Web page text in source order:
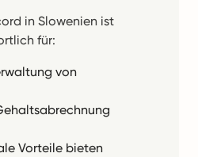
in Slowenien ist
für:
von
Vorteile bieten